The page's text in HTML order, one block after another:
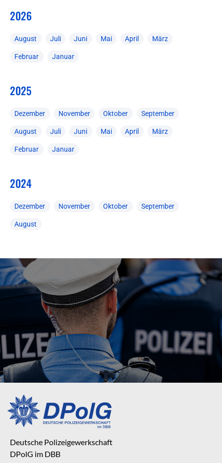
2026
August Juli Juni Mai April März
Februar Januar
2025
Dezember November Oktober September
August Juli Juni Mai April März
Februar Januar
2024
Dezember November Oktober September
August
Deutsche Polizeigewerkschaft
DPolG im DBB